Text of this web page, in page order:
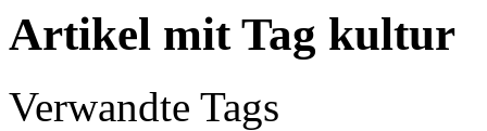
Artikel mit Tag kultur
Verwandte Tags